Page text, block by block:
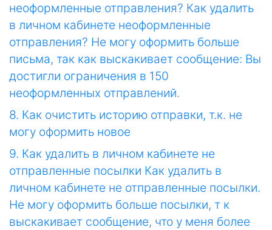
неоформленные отправления? Как удалить
в личном кабинете неоформленные
отправления? Не могу оформить больше
письма, так как выскакивает сообщение: Вы
достигли ограничения в 150
неоформленных отправлений.
8. Как очистить историю отправки, т.к. не
могу оформить новое
9. Как удалить в личном кабинете не
отправленные посылки Как удалить в
личном кабинете не отправленные посылки.
Не могу оформить больше посылки, т к
выскакивает сообщение, что у меня более